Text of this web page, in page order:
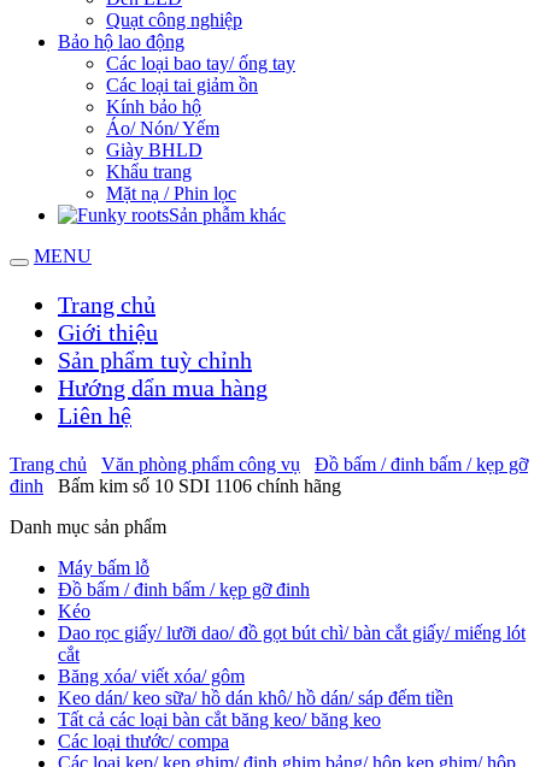
Quạt công nghiệp
Bảo hộ lao động
Các loại bao tay/ ống tay
Các loại tai giảm ồn
Kính bảo hộ
Áo/ Nón/ Yếm
Giày BHLD
Khẩu trang
Mặt nạ / Phin lọc
Sản phẫm khác
MENU
Trang chủ
Giới thiệu
Sản phẩm tuỳ chỉnh
Hướng dẩn mua hàng
Liên hệ
Trang chủ Văn phòng phẩm công vụ
Đồ bấm / đinh bấm / kẹp gỡ
đinh
Bấm kim số 10 SDI 1106 chính hãng
Danh mục sản phẩm
Máy bấm lỗ
Đồ bấm / đinh bấm / kẹp gỡ đinh
Kéo
Dao rọc giấy/ lưỡi dao/ đồ gọt bút chì/ bàn cắt giấy/ miếng lót
cắt
Băng xóa/ viết xóa/ gôm
Keo dán/ keo sữa/ hồ dán khô/ hồ dán/ sáp đếm tiền
Tất cả các loại bàn cắt băng keo/ băng keo
Các loại thước/ compa
Các loại kẹp/ kẹp ghim/ đinh ghim bảng/ hộp kẹp ghim/ hộp